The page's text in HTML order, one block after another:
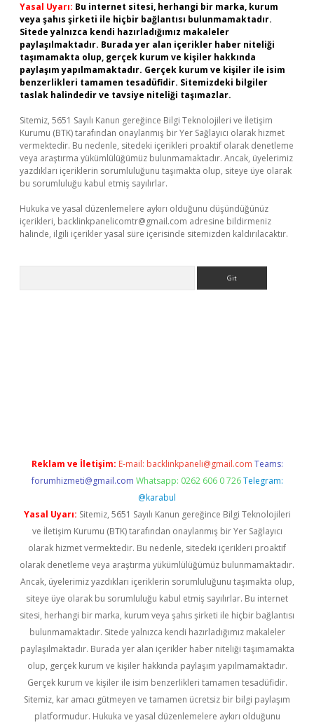
Yasal Uyarı: Bu internet sitesi, herhangi bir marka, kurum
veya şahıs şirketi ile hiçbir bağlantısı bulunmamaktadır.
Sitede yalnızca kendi hazırladığımız makaleler
paylaşılmaktadır. Burada yer alan içerikler haber niteliği
taşımamakta olup, gerçek kurum ve kişiler hakkında
paylaşım yapılmamaktadır. Gerçek kurum ve kişiler ile isim
benzerlikleri tamamen tesadüfidir. Sitemizdeki bilgiler
taslak halindedir ve tavsiye niteliği taşımazlar.
Sitemiz, 5651 Sayılı Kanun gereğince Bilgi Teknolojileri ve İletişim
Kurumu (BTK) tarafından onaylanmış bir Yer Sağlayıcı olarak hizmet
vermektedir. Bu nedenle, sitedeki içerikleri proaktif olarak denetleme
veya araştırma yükümlülüğümüz bulunmamaktadır. Ancak, üyelerimiz
yazdıkları içeriklerin sorumluluğunu taşımakta olup, siteye üye olarak
bu sorumluluğu kabul etmiş sayılırlar.
Hukuka ve yasal düzenlemelere aykırı olduğunu düşündüğünüz
içerikleri, backlinkpanelicomtr@gmail.com adresine bildirmeniz
halinde, ilgili içerikler yasal süre içerisinde sitemizden kaldırılacaktır.
Reklam ve İletişim: E-mail: backlinkpaneli@gmail.com Teams:
forumhizmeti@gmail.com Whatsapp: 0262 606 0 726 Telegram:
@karabul
Yasal Uyarı: Sitemiz, 5651 Sayılı Kanun gereğince Bilgi Teknolojileri
ve İletişim Kurumu (BTK) tarafından onaylanmış bir Yer Sağlayıcı
olarak hizmet vermektedir. Bu nedenle, sitedeki içerikleri proaktif
olarak denetleme veya araştırma yükümlülüğümüz bulunmamaktadır.
Ancak, üyelerimiz yazdıkları içeriklerin sorumluluğunu taşımakta olup,
siteye üye olarak bu sorumluluğu kabul etmiş sayılırlar. Bu internet
sitesi, herhangi bir marka, kurum veya şahıs şirketi ile hiçbir bağlantısı
bulunmamaktadır. Sitede yalnızca kendi hazırladığımız makaleler
paylaşılmaktadır. Burada yer alan içerikler haber niteliği taşımamakta
olup, gerçek kurum ve kişiler hakkında paylaşım yapılmamaktadır.
Gerçek kurum ve kişiler ile isim benzerlikleri tamamen tesadüfidir.
Sitemiz, kar amacı gütmeyen ve tamamen ücretsiz bir bilgi paylaşım
platformudur. Hukuka ve yasal düzenlemelere aykırı olduğunu